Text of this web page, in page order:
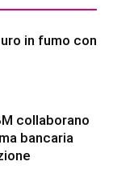
in fumo con
collaborano
bancaria